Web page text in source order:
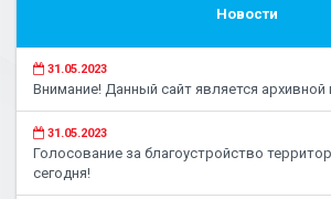
Новости
31.05.2023
Внимание! Данный сайт является архивной
31.05.2023
Голосование за благоустройство
сегодня!